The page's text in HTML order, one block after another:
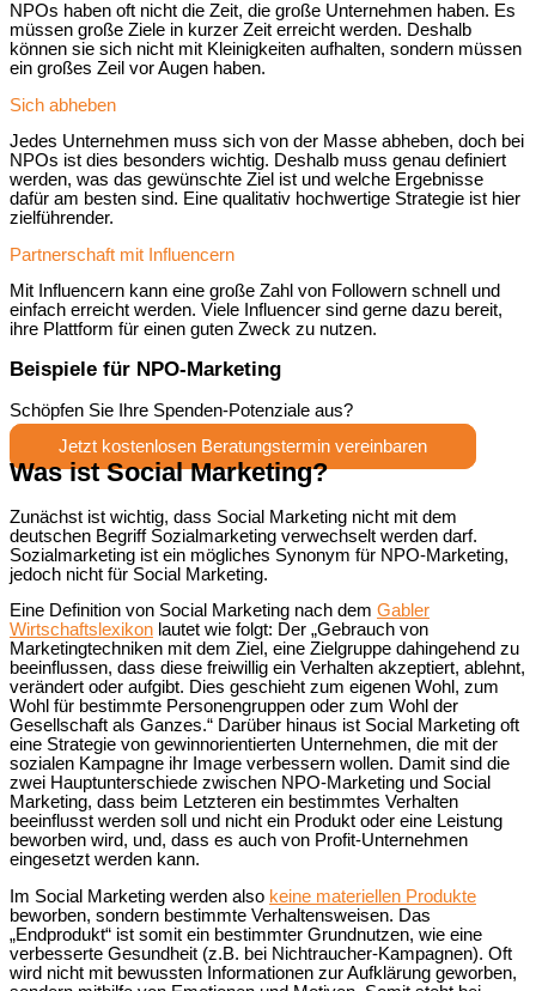
NPOs haben oft nicht die Zeit, die große Unternehmen haben. Es
müssen große Ziele in kurzer Zeit erreicht werden. Deshalb
können sie sich nicht mit Kleinigkeiten aufhalten, sondern müssen
ein großes Zeil vor Augen haben.
Sich abheben
Jedes Unternehmen muss sich von der Masse abheben, doch bei
NPOs ist dies besonders wichtig. Deshalb muss genau definiert
werden, was das gewünschte Ziel ist und welche Ergebnisse
dafür am besten sind. Eine qualitativ hochwertige Strategie ist hier
zielführender.
Partnerschaft mit Influencern
Mit Influencern kann eine große Zahl von Followern schnell und
einfach erreicht werden. Viele Influencer sind gerne dazu bereit,
ihre Plattform für einen guten Zweck zu nutzen.
Beispiele für NPO-Marketing
Schöpfen Sie Ihre Spenden-Potenziale aus?
Jetzt kostenlosen Beratungstermin vereinbaren
Was ist Social Marketing?
Zunächst ist wichtig, dass Social Marketing nicht mit dem
deutschen Begriff Sozialmarketing verwechselt werden darf.
Sozialmarketing ist ein mögliches Synonym für NPO-Marketing,
jedoch nicht für Social Marketing.
Eine Definition von Social Marketing nach dem Gabler
Wirtschaftslexikon lautet wie folgt: Der „Gebrauch von
Marketingtechniken mit dem Ziel, eine Zielgruppe dahingehend zu
beeinflussen, dass diese freiwillig ein Verhalten akzeptiert, ablehnt,
verändert oder aufgibt. Dies geschieht zum eigenen Wohl, zum
Wohl für bestimmte Personengruppen oder zum Wohl der
Gesellschaft als Ganzes.“ Darüber hinaus ist Social Marketing oft
eine Strategie von gewinnorientierten Unternehmen, die mit der
sozialen Kampagne ihr Image verbessern wollen. Damit sind die
zwei Hauptunterschiede zwischen NPO-Marketing und Social
Marketing, dass beim Letzteren ein bestimmtes Verhalten
beeinflusst werden soll und nicht ein Produkt oder eine Leistung
beworben wird, und, dass es auch von Profit-Unternehmen
eingesetzt werden kann.
Im Social Marketing werden also keine materiellen Produkte
beworben, sondern bestimmte Verhaltensweisen. Das
„Endprodukt“ ist somit ein bestimmter Grundnutzen, wie eine
verbesserte Gesundheit (z.B. bei Nichtraucher-Kampagnen). Oft
wird nicht mit bewussten Informationen zur Aufklärung geworben,